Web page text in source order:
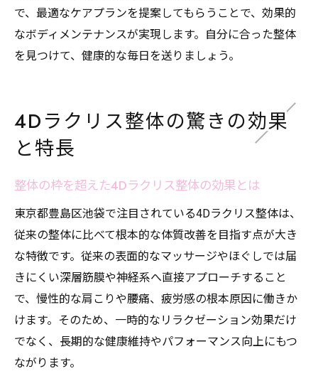
で、最適なケアプランを提案してもらうことで、効果的
なボディメンテナンスが実現します。自分に合った整体
を見つけて、健康的な毎日を送りましょう。
4Dラクリス整体の驚きの効果
と特長
整体の枠を超えた4Dラクリス整体の効果とは
東京都豊島区池袋で注目されている4Dラクリス整体は、
従来の整体に比べて根本的な体質改善を目指す点が大き
な特徴です。従来の表面的なマッサージやほぐしでは届
きにくい深層筋膜や神経系へ直接アプローチすること
で、慢性的な肩こりや腰痛、疲労感の根本原因に働きか
けます。そのため、一時的なリラクゼーション効果だけ
でなく、長期的な健康維持やパフォーマンス向上にもつ
ながります。